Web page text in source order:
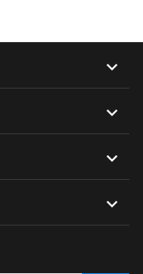



